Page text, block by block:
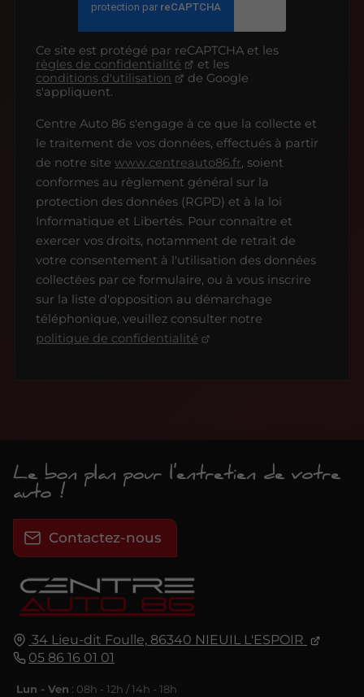
Ce site est protégé par reCAPTCHA et les
règles de confidentialité
et les
conditions d'utilisation
de Google
s'appliquent.
Centre Auto 86 s'engage à ce que la collecte et
le traitement de vos données, effectués à partir
de notre sitewww.centreauto86.fr, soient
conformes au règlement général sur la
protection des données (RGPD) et à la loi
Informatique et Libertés. Pour connaître et
exercer vos droits, notamment de retrait de
votre consentement à l'utilisation des données
collectées par ce formulaire, ou à vous inscrire
sur la liste d'opposition au démarchage
téléphonique, veuillez consulter notre
politique de confidentialité
34 Lieu-dit Foulle, 86340 NIEUIL L'ESPOIR
05 86 16 01 01
Lun - Ven : 08h - 12h / 14h - 18h
Le bon plan pour l'entretien de votre
auto !
Contactez-nous